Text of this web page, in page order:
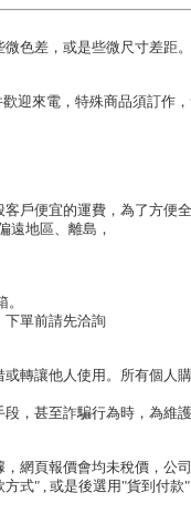
色差，或是些微尺寸差距。
迎來電，特殊商品須訂作
戶便宜的運費，為了方便
遠地區、離島，
下單前請先洽詢
轉讓他人使用。所有個人
，甚至詐騙行為時，為維
網頁報價會均未稅價，公
式" , 或是後選用"貨到付款"